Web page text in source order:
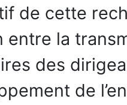
de cette
entre la
des
de